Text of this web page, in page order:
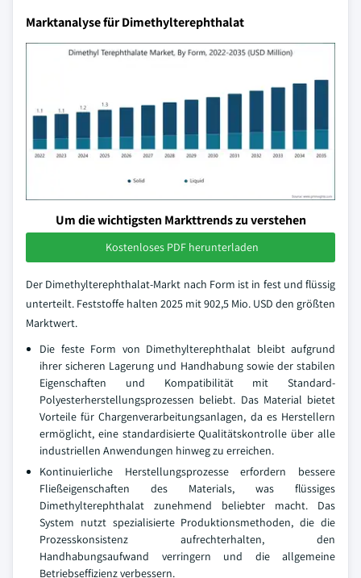
Marktanalyse für Dimethylterephthalat
Um die wichtigsten Markttrends zu verstehen
Kostenloses PDF herunterladen
Der Dimethylterephthalat-Markt nach Form ist in fest und flüssig
unterteilt. Feststoffe halten 2025 mit 902,5 Mio. USD den größten
Marktwert.
Die feste Form von Dimethylterephthalat bleibt aufgrund
ihrer sicheren Lagerung und Handhabung sowie der stabilen
Eigenschaften und Kompatibilität mit Standard-
Polyesterherstellungsprozessen beliebt. Das Material bietet
Vorteile für Chargenverarbeitungsanlagen, da es Herstellern
ermöglicht, eine standardisierte Qualitätskontrolle über alle
industriellen Anwendungen hinweg zu erreichen.
Kontinuierliche Herstellungsprozesse erfordern bessere
Fließeigenschaften des Materials, was flüssiges
Dimethylterephthalat zunehmend beliebter macht. Das
System nutzt spezialisierte Produktionsmethoden, die die
Prozesskonsistenz aufrechterhalten, den
Handhabungsaufwand verringern und die allgemeine
Betriebseffizienz verbessern.